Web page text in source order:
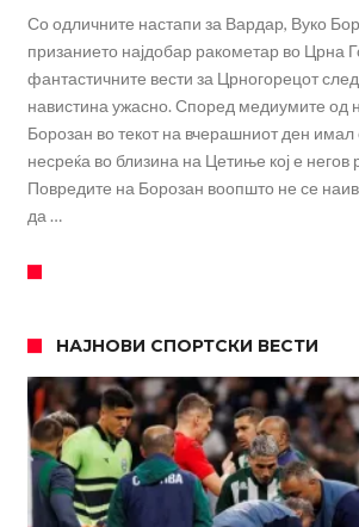
Со одличните настапи за Вардар, Вуко
призанието најдобар ракометар во Црна
фантастичните вести за Црногорецот
навистина ужасно. Според медиумите од
Борозан во текот на вчерашниот ден имал
несреќа во близина на Цетиње кој е негов
Повредите на Борозан воопшто не се
да …
НАЈНОВИ СПОРТСКИ ВЕСТИ